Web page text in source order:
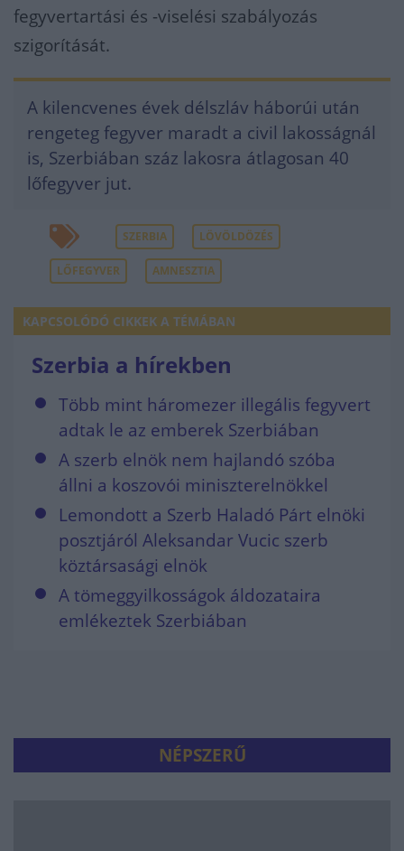
fegyvertartási és -viselési szabályozás
szigorítását.
A kilencvenes évek délszláv háborúi után
rengeteg fegyver maradt a civil lakosságnál
is, Szerbiában száz lakosra átlagosan 40
lőfegyver jut.
SZERBIA LÖVÖLDÖZÉS
LŐFEGYVER AMNESZTIA
KAPCSOLÓDÓ CIKKEK A TÉMÁBAN
Szerbia a hírekben
Több mint háromezer illegális fegyvert
adtak le az emberek Szerbiában
A szerb elnök nem hajlandó szóba
állni a koszovói miniszterelnökkel
Lemondott a Szerb Haladó Párt elnöki
posztjáról Aleksandar Vucic szerb
köztársasági elnök
A tömeggyilkosságok áldozataira
emlékeztek Szerbiában
NÉPSZERŰ